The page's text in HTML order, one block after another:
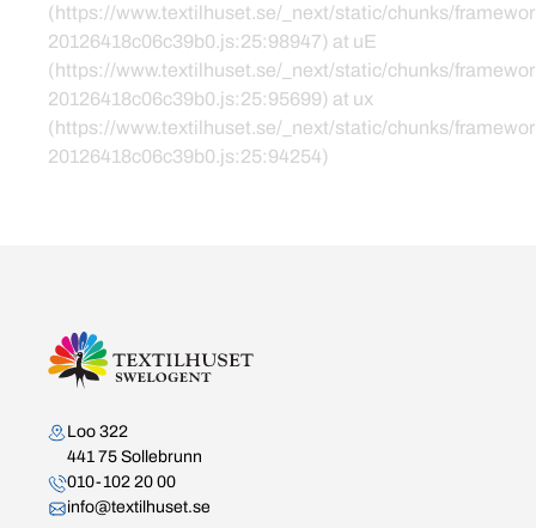
(https://www.textilhuset.se/_next/static/chunks/
20126418c06c39b0.js:25:98947) at uE
(https://www.textilhuset.se/_next/static/chunks/
20126418c06c39b0.js:25:95699) at ux
(https://www.textilhuset.se/_next/static/chunks/
20126418c06c39b0.js:25:94254)
Kontakta oss
Loo 322
441 75 Sollebrunn
010-102 20 00
info@textilhuset.se